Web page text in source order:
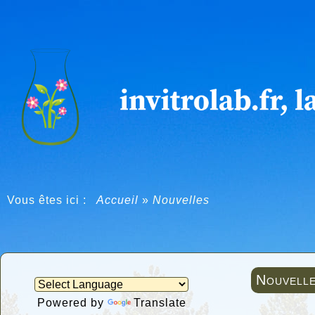
Vous êtes ici : Accueil » Nouvelles
Powered by Translate